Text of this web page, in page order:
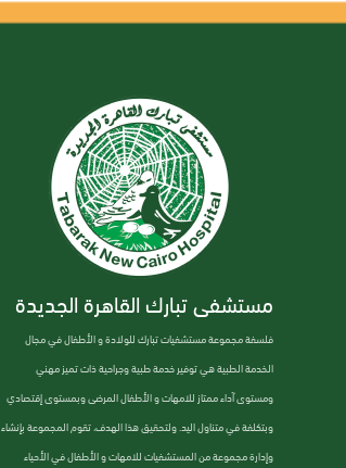
مستشفى تبارك القاهرة الجديدة
فلسفة مجموعة مستشفيات تبارك للولادة و الأطفال في مجال
الخدمة الطبية هي توفير خدمة طبية وجراحية ذات تميز مهني
ومستوى آداء ممتاز للامهات و الأطفال المرضى وبمستوى إقتصادي
وبتكلفة في متناول اليد. ولتحقيق هذا الهدف، تقوم المجموعة بإنشاء
وإدارة مجموعة من المستشفيات للامهات و الأطفال في الأحياء